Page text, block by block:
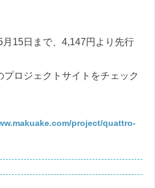
15日まで、4,147円より先行
ロジェクトサイトをチェック
project/quattro-